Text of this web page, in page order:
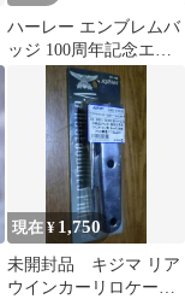
ハーレー エンブレムバ
ッジ 100周年記念エデ
ィション
現在 ¥ 1,750
未開封品 キジマ リア
ウインカーリロケーシ